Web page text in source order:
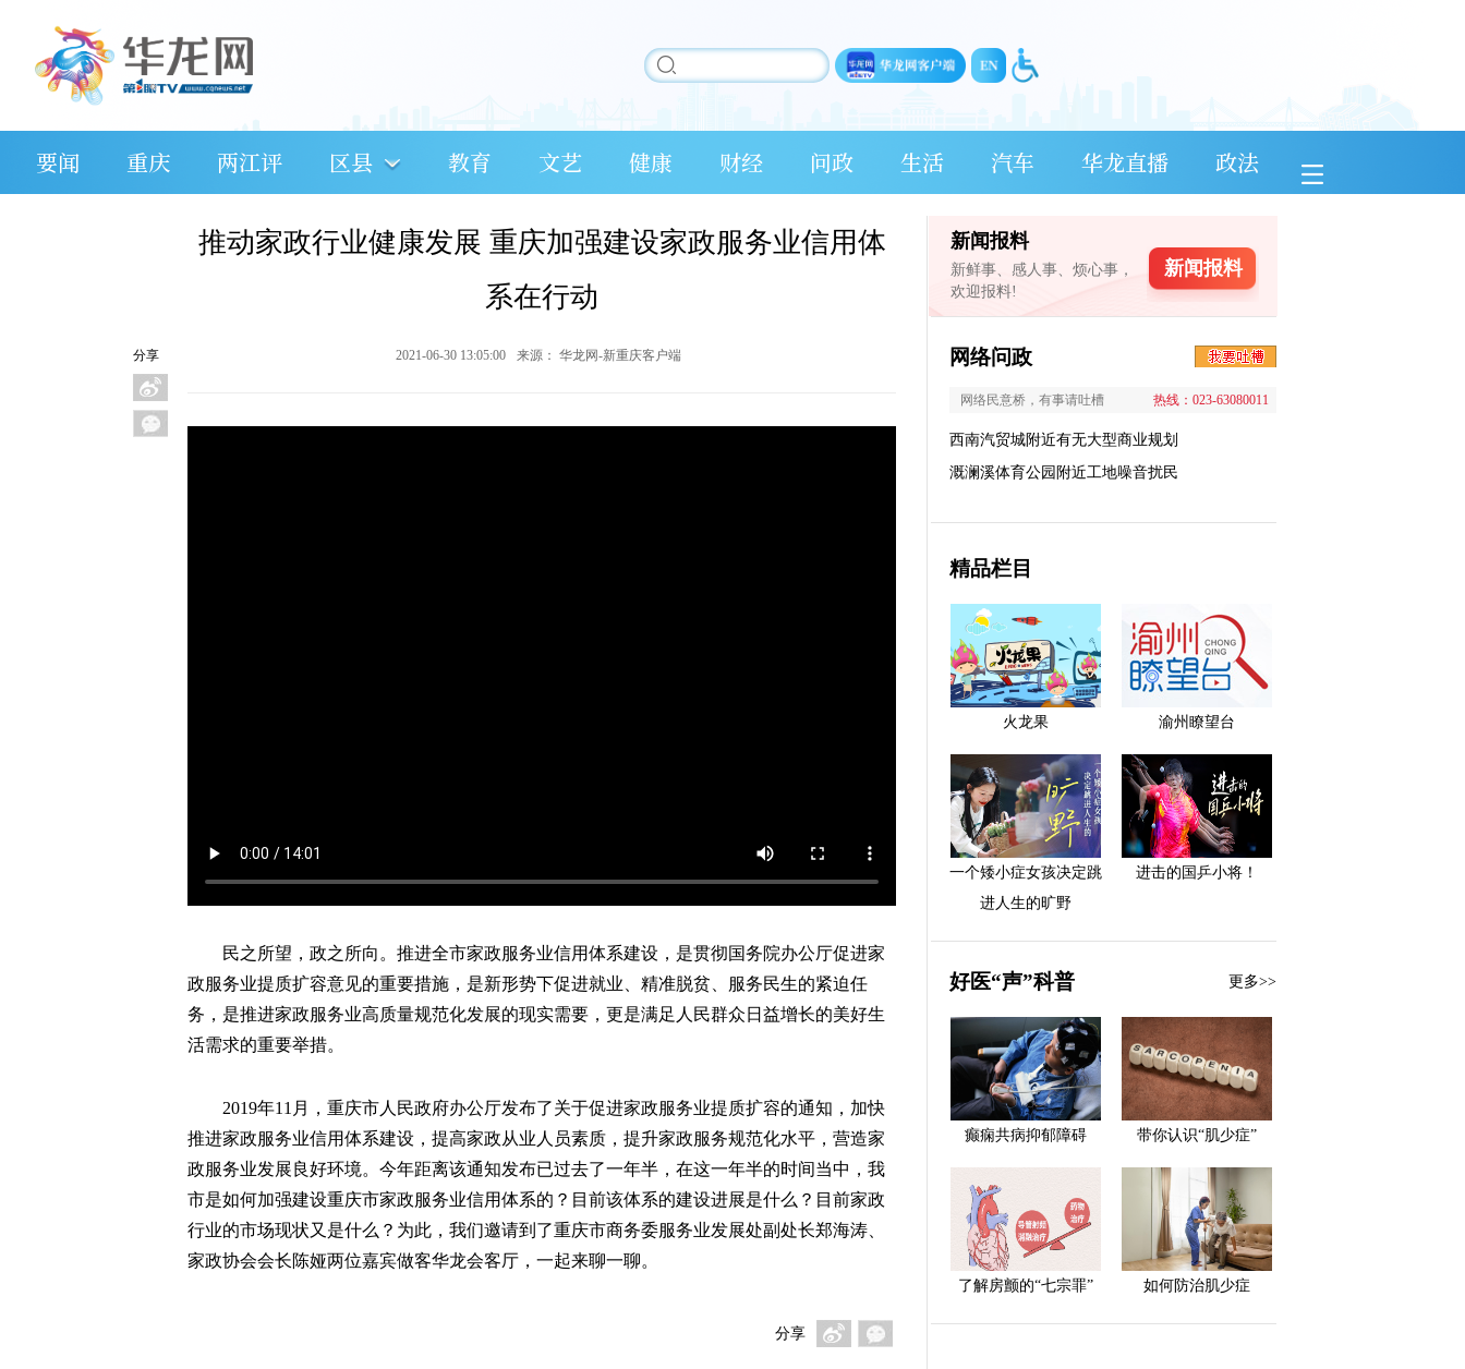
要闻 重庆 两江评 区县 教育 文艺 健康 财经 问政 生活 汽车 华龙直播 政法
分享
推动家政行业健康发展 重庆加强建设家政服务业信用体
系在行动
2021-06-30 13:05:00 来源： 华龙网-新重庆客户端
民之所望，政之所向。推进全市家政服务业信用体系建设，是贯彻国务院办公厅促进家
政服务业提质扩容意见的重要措施，是新形势下促进就业、精准脱贫、服务民生的紧迫任
务，是推进家政服务业高质量规范化发展的现实需要，更是满足人民群众日益增长的美好生
活需求的重要举措。
2019年11月，重庆市人民政府办公厅发布了关于促进家政服务业提质扩容的通知，加快
推进家政服务业信用体系建设，提高家政从业人员素质，提升家政服务规范化水平，营造家
政服务业发展良好环境。今年距离该通知发布已过去了一年半，在这一年半的时间当中，我
市是如何加强建设重庆市家政服务业信用体系的？目前该体系的建设进展是什么？目前家政
行业的市场现状又是什么？为此，我们邀请到了重庆市商务委服务业发展处副处长郑海涛、
家政协会会长陈娅两位嘉宾做客华龙会客厅，一起来聊一聊。
分享
新闻报料
新鲜事、感人事、烦心事，
欢迎报料!
新闻报料
网络问政
网络民意桥，有事请吐槽 热线：023-63080011
西南汽贸城附近有无大型商业规划
溉澜溪体育公园附近工地噪音扰民
精品栏目
火龙果 渝州瞭望台
一个矮小症女孩决定跳
进人生的旷野
进击的国乒小将！
好医“声”科普 更多>>
癫痫共病抑郁障碍 带你认识“肌少症”
了解房颤的“七宗罪” 如何防治肌少症